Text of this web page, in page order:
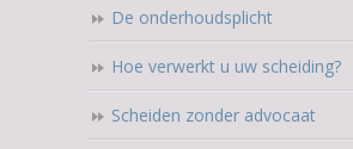
De onderhoudsplicht
Hoe verwerkt u uw scheiding?
Scheiden zonder advocaat